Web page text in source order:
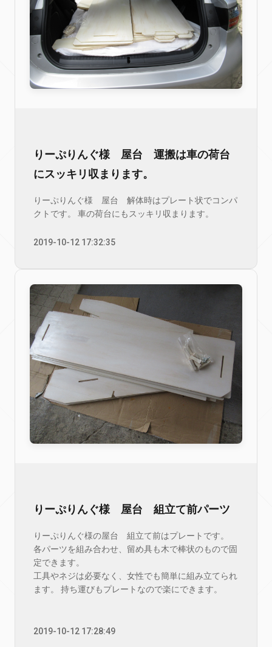
りーぷりんぐ様 屋台 運搬は車の荷台
にスッキリ収まります。
りーぷりんぐ様 屋台 解体時はプレート状でコンパ
クトです。 車の荷台にもスッキリ収まります。
2019-10-12 17:32:35
りーぷりんぐ様 屋台 組立て前パーツ
りーぷりんぐ様の屋台 組立て前はプレートです。
各パーツを組み合わせ、留め具も木で棒状のもので固
定できます。
工具やネジは必要なく、女性でも簡単に組み立てられ
ます。 持ち運びもプレートなので楽にできます。
2019-10-12 17:28:49